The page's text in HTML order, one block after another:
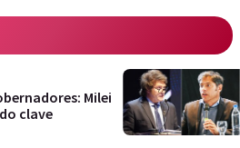
Milei
clave